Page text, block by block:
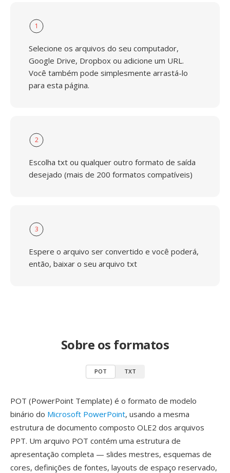
1
Selecione os arquivos do seu computador,
Google Drive, Dropbox ou adicione um URL.
Você também pode simplesmente arrastá-lo
para esta página.
2
Escolha txt ou qualquer outro formato de saída
desejado (mais de 200 formatos compatíveis)
3
Espere o arquivo ser convertido e você poderá,
então, baixar o seu arquivo txt
Sobre os formatos
POT TXT
POT (PowerPoint Template) é o formato de modelo
binário do Microsoft PowerPoint, usando a mesma
estrutura de documento composto OLE2 dos arquivos
PPT. Um arquivo POT contém uma estrutura de
apresentação completa — slides mestres, esquemas de
cores, definições de fontes, layouts de espaço reservado,